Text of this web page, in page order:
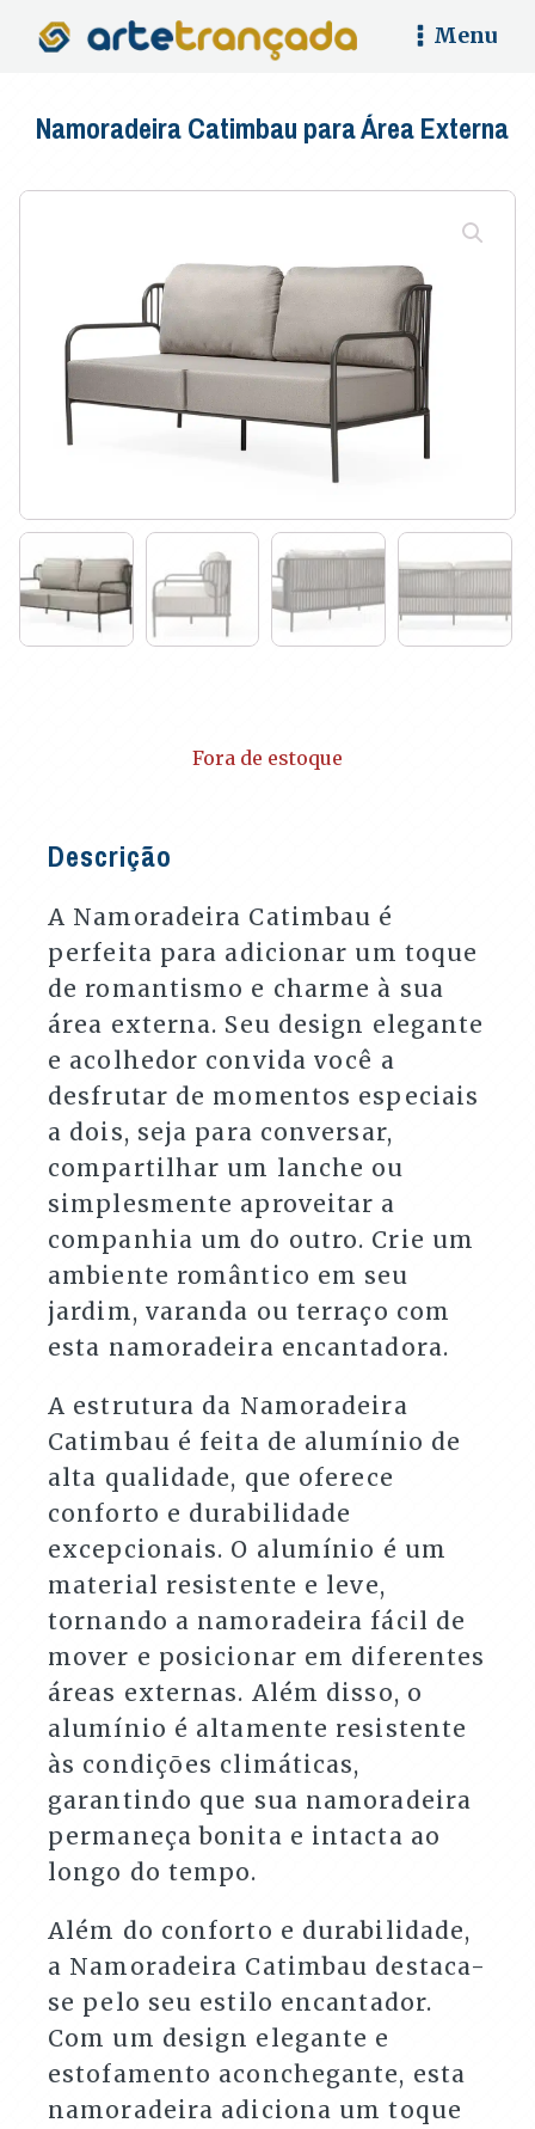
Menu
Namoradeira Catimbau para Área Externa
Fora de estoque
Descrição
A Namoradeira Catimbau é
perfeita para adicionar um toque
de romantismo e charme à sua
área externa. Seu design elegante
e acolhedor convida você a
desfrutar de momentos especiais
a dois, seja para conversar,
compartilhar um lanche ou
simplesmente aproveitar a
companhia um do outro. Crie um
ambiente romântico em seu
jardim, varanda ou terraço com
esta namoradeira encantadora.
A estrutura da Namoradeira
Catimbau é feita de alumínio de
alta qualidade, que oferece
conforto e durabilidade
excepcionais. O alumínio é um
material resistente e leve,
tornando a namoradeira fácil de
mover e posicionar em diferentes
áreas externas. Além disso, o
alumínio é altamente resistente
às condições climáticas,
garantindo que sua namoradeira
permaneça bonita e intacta ao
longo do tempo.
Além do conforto e durabilidade,
a Namoradeira Catimbau destaca-
se pelo seu estilo encantador.
Com um design elegante e
estofamento aconchegante, esta
namoradeira adiciona um toque